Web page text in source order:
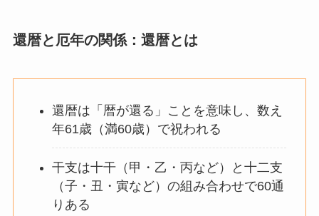
還暦と厄年の関係：還暦とは
還暦は「暦が還る」ことを意味し、数え
年61歳（満60歳）で祝われる
干支は十干（甲・乙・丙など）と十二支
（子・丑・寅など）の組み合わせで60通
りある